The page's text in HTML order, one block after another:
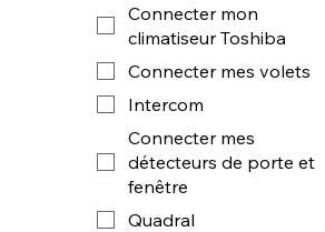
Connecter mon
climatiseur Toshiba
Connecter mes volets
Intercom
Connecter mes
détecteurs de porte et
fenêtre
Quadral